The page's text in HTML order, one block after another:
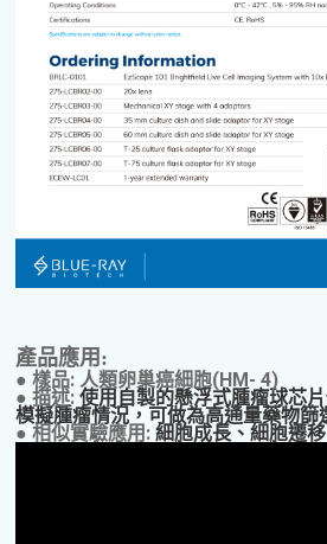
產品應用:
● 樣品: 人類卵巢癌細胞(HM- 4)
● 描述: 使用自製的懸浮式腫瘤球芯
模擬腫瘤情況，可做為高通量藥物篩
● 相似實驗應用: 細胞成長、細胞遷